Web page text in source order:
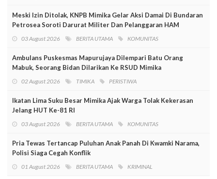
Meski Izin Ditolak, KNPB Mimika Gelar Aksi Damai Di Bundaran
Petrosea Soroti Darurat Militer Dan Pelanggaran HAM
03 August 2026 BERITA UTAMA KOMUNITAS
Ambulans Puskesmas Mapurujaya Dilempari Batu Orang
Mabuk, Seorang Bidan Dilarikan Ke RSUD Mimika
02 August 2026 TIMIKA PERISTIWA
Ikatan Lima Suku Besar Mimika Ajak Warga Tolak Kekerasan
Jelang HUT Ke-81 RI
03 August 2026 BERITA UTAMA KOMUNITAS
Pria Tewas Tertancap Puluhan Anak Panah Di Kwamki Narama,
Polisi Siaga Cegah Konflik
01 August 2026 BERITA UTAMA KRIMINAL